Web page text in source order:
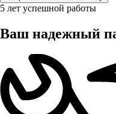
5 лет успешной работы
Ваш надежный